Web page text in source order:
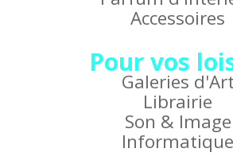
Accessoires
Pour vos
Galeries d'Art
Librairie
Son & Image
Informatique